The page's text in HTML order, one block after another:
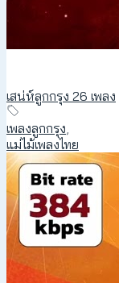
เสน่ห์ลูกกรุง 26 เพลง
เพลงลูกกรุง,
แม่ไม้เพลงไทย